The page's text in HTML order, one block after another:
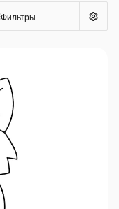
Фильтры